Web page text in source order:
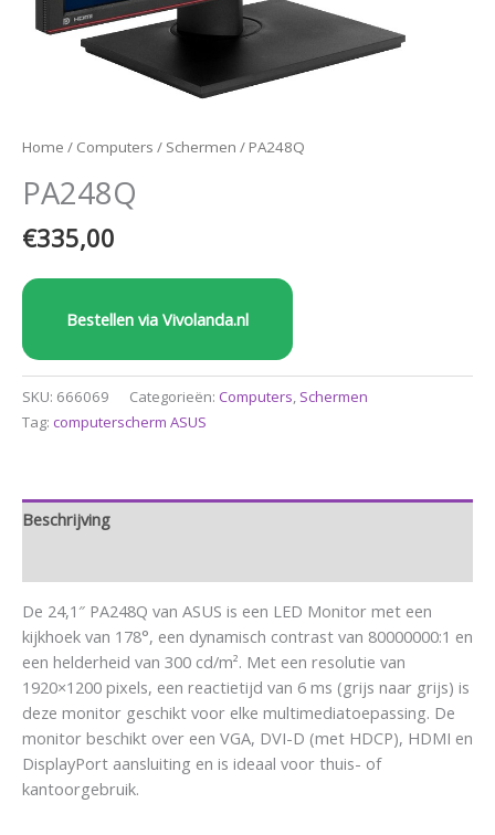
Home / Computers / Schermen / PA248Q
PA248Q
€335,00
Bestellen via Vivolanda.nl
SKU: 666069 Categorieën: Computers, Schermen
Tag: computerscherm ASUS
Beschrijving
De 24,1″ PA248Q van ASUS is een LED Monitor met een
kijkhoek van 178°, een dynamisch contrast van 80000000:1 en
een helderheid van 300 cd/m². Met een resolutie van
1920×1200 pixels, een reactietijd van 6 ms (grijs naar grijs) is
deze monitor geschikt voor elke multimediatoepassing. De
monitor beschikt over een VGA, DVI-D (met HDCP), HDMI en
DisplayPort aansluiting en is ideaal voor thuis- of
kantoorgebruik.